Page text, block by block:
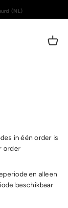
(NL)
in één order is
order
en alleen
beschikbaar